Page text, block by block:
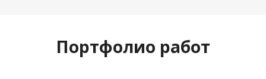
Портфолио работ